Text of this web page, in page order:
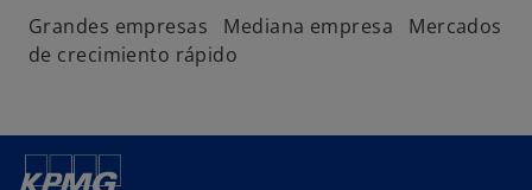
Grandes empresas Mediana empresa Mercados
de crecimiento rápido